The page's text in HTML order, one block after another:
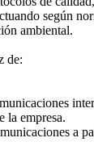
según
ambiental.
de:
la empresa.
a